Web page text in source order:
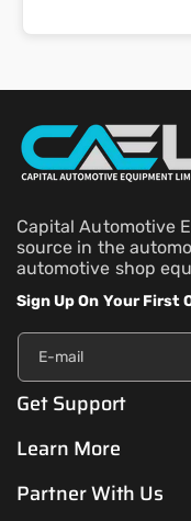
Capital Automotive
source in the
automotive shop
Sign Up On Your First
E-mail
Get Support
Learn More
Partner With Us